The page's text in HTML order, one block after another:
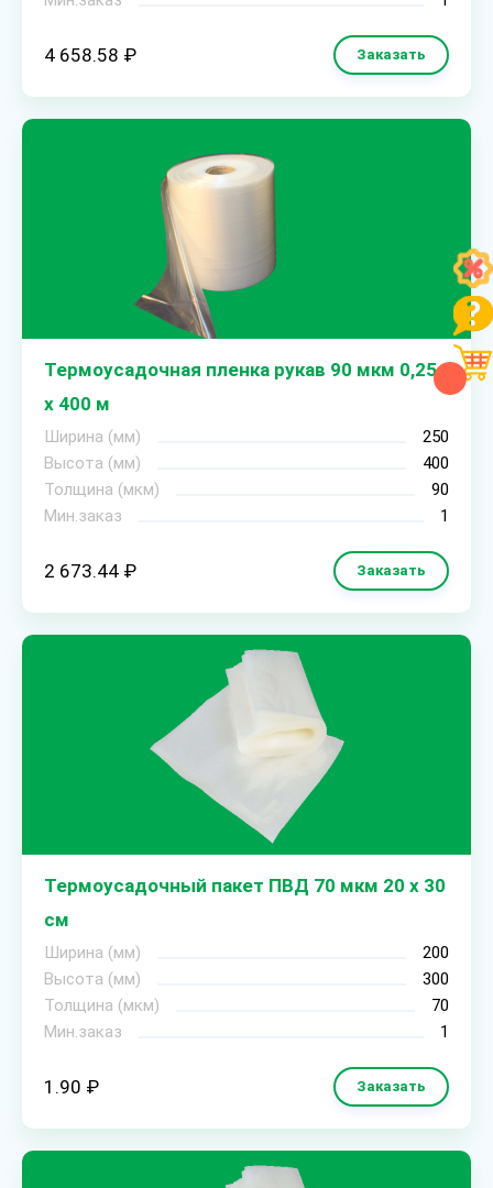
4 658.58 ₽ Заказать
Термоусадочная пленка рукав 90 мкм 0,25
х 400 м
Ширина (мм)
250
Высота (мм)
400
Толщина (мкм)
90
Мин.заказ
1
2 673.44 ₽ Заказать
Термоусадочный пакет ПВД 70 мкм 20 х 30
см
Ширина (мм)
200
Высота (мм)
300
Толщина (мкм)
70
Мин.заказ
1
1.90 ₽ Заказать